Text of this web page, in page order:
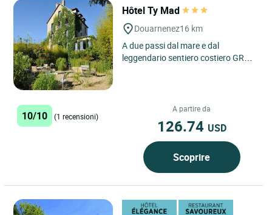
Hôtel Ty Mad
Douarnenez16 km
A due passi dal mare e dal
leggendario sentiero costiero GR34,
10/10 (1 recensioni)
A partire da
126.74 USD
Scoprire